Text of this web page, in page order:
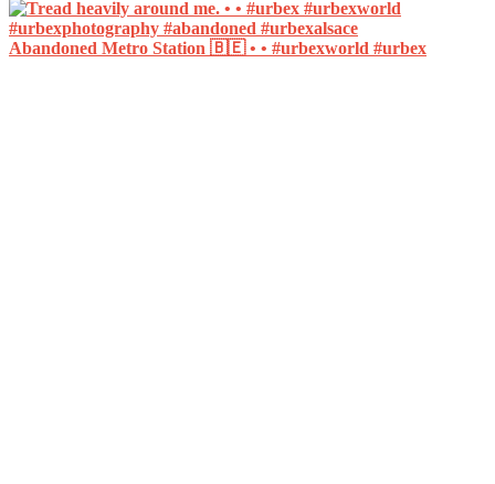
Abandoned Metro Station 🇧🇪 • • #urbexworld #urbex